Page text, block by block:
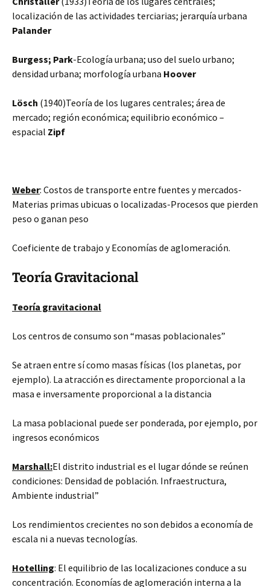
localización de las actividades terciarias; jerarquía urbana
Palander
Burgess; Park-Ecología urbana; uso del suelo urbano;
densidad urbana; morfología urbana Hoover
Lösch (1940)Teoría de los lugares centrales; área de
mercado; región económica; equilibrio económico –
espacial Zipf
Weber: Costos de transporte entre fuentes y mercados-
Materias primas ubicuas o localizadas-Procesos que pierden
peso o ganan peso
Coeficiente de trabajo y Economías de aglomeración.
Teoría Gravitacional
Teoría gravitacional
Los centros de consumo son “masas poblacionales”
Se atraen entre sí como masas físicas (los planetas, por
ejemplo). La atracción es directamente proporcional a la
masa e inversamente proporcional a la distancia
La masa poblacional puede ser ponderada, por ejemplo, por
ingresos económicos
Marshall:El distrito industrial es el lugar dónde se reúnen
condiciones: Densidad de población. Infraestructura,
Ambiente industrial”
Los rendimientos crecientes no son debidos a economía de
escala ni a nuevas tecnologías.
Hotelling: El equilibrio de las localizaciones conduce a su
concentración. Economías de aglomeración interna a la